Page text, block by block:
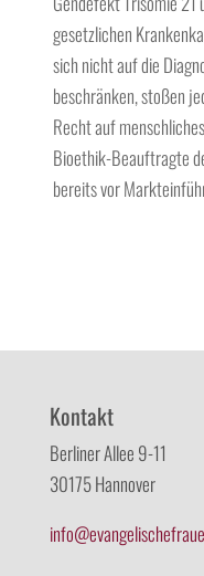
gesetzlichen
sich nicht auf die
beschränken, stoßen
Recht auf
Bioethik-Beauftragte
bereits vor
Kontakt
Berliner Allee 9-11
30175 Hannover